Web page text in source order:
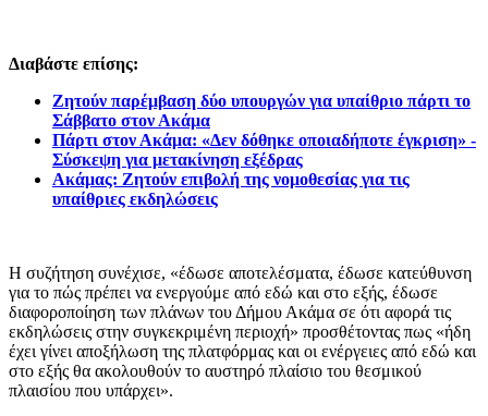
Διαβάστε επίσης:
Ζητούν παρέμβαση δύο υπουργών για υπαίθριο πάρτι το
Σάββατο στον Ακάμα
Πάρτι στον Ακάμα: «Δεν δόθηκε οποιαδήποτε έγκριση» -
Σύσκεψη για μετακίνηση εξέδρας
Ακάμας: Ζητούν επιβολή της νομοθεσίας για τις
υπαίθριες εκδηλώσεις
Η συζήτηση συνέχισε, «έδωσε αποτελέσματα, έδωσε κατεύθυνση
για το πώς πρέπει να ενεργούμε από εδώ και στο εξής, έδωσε
διαφοροποίηση των πλάνων του Δήμου Ακάμα σε ότι αφορά τις
εκδηλώσεις στην συγκεκριμένη περιοχή» προσθέτοντας πως «ήδη
έχει γίνει αποξήλωση της πλατφόρμας και οι ενέργειες από εδώ και
στο εξής θα ακολουθούν το αυστηρό πλαίσιο του θεσμικού
πλαισίου που υπάρχει».